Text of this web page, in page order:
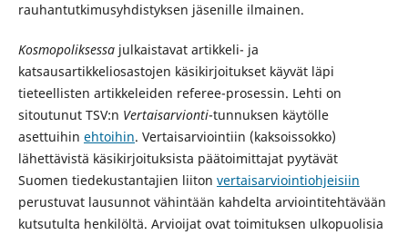
rauhantutkimusyhdistyksen jäsenille ilmainen.
Kosmopoliksessajulkaistavat artikkeli- ja
katsausartikkeliosastojen käsikirjoitukset käyvät läpi
tieteellisten artikkeleiden referee-prosessin. Lehti on
sitoutunut TSV:n Vertaisarvionti-tunnuksen käytölle
asettuihin ehtoihin. Vertaisarviointiin (kaksoissokko)
lähettävistä käsikirjoituksista päätoimittajat pyytävät
Suomen tiedekustantajien liiton vertaisarviointiohjeisiin
perustuvat lausunnot vähintään kahdelta arviointitehtävään
kutsutulta henkilöltä. Arvioijat ovat toimituksen ulkopuolisia